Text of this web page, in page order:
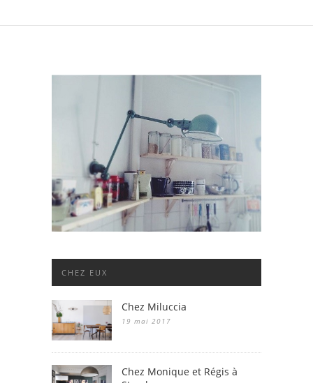
CHEZ EUX
Chez Miluccia
19 mai 2017
Chez Monique et Régis à